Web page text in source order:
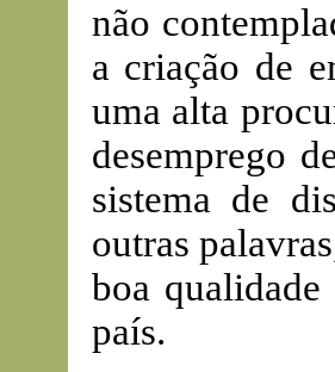
não
a criação de
uma alta
desemprego
sistema de
outras
boa
país.